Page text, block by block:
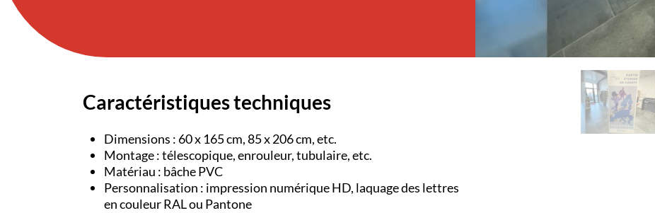
Caractéristiques techniques
Dimensions : 60 x 165 cm, 85 x 206 cm, etc.
Montage : télescopique, enrouleur, tubulaire, etc.
Matériau : bâche PVC
Personnalisation : impression numérique HD, laquage des lettres
en couleur RAL ou Pantone